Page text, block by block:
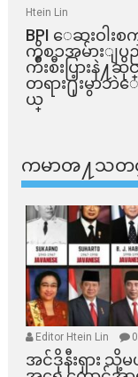
Htein Lin
BPI ​ေဆးဝါးစ
ကိစၥအမ်ားျ
က်ိဳးစီးပြားနဲ႔
တရား႐ုံးမွာဘဲ
ယ္​
ကမာၻ႔သတ
Editor Htein Lin 0
အင်ဒိုနီးရှား သို့